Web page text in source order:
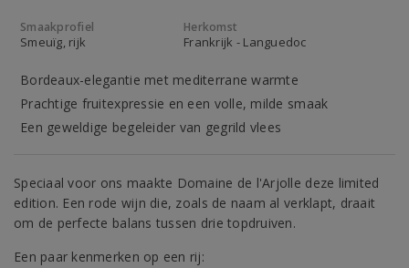
Smaakprofiel
Smeuïg, rijk
Herkomst
Frankrijk - Languedoc
Bordeaux-elegantie met mediterrane warmte
Prachtige fruitexpressie en een volle, milde smaak
Een geweldige begeleider van gegrild vlees
Speciaal voor ons maakte Domaine de l'Arjolle deze limited
edition. Een rode wijn die, zoals de naam al verklapt, draait
om de perfecte balans tussen drie topdruiven.
Een paar kenmerken op een rij: